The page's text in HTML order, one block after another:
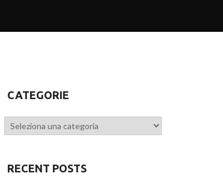
CATEGORIE
Categorie
RECENT POSTS